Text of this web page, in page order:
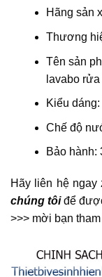
Hãng sản
Thương
Tên sản
lavabo rửa
Kiểu
Chế độ
Bảo hành:
Hãy liên hệ ngay
chúng tôiđể
>>> mời bạn